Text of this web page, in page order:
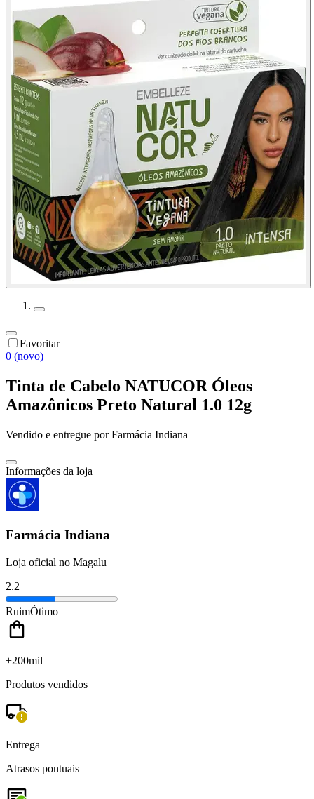
Favoritar
0 (novo)
Tinta de Cabelo NATUCOR Óleos
Amazônicos Preto Natural 1.0 12g
Vendido e entregue por Farmácia Indiana
Informações da loja
Farmácia Indiana
Loja oficial no Magalu
2.2
RuimÓtimo
+200mil
Produtos vendidos
Entrega
Atrasos pontuais